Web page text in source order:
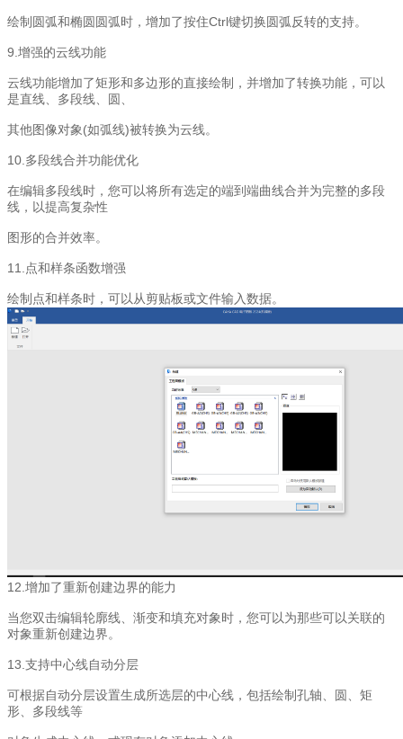
绘制圆弧和椭圆圆弧时，增加了按住Ctrl键切换圆弧反转的支持。
9.增强的云线功能
云线功能增加了矩形和多边形的直接绘制，并增加了转换功能，可以
是直线、多段线、圆、
其他图像对象(如弧线)被转换为云线。
10.多段线合并功能优化
在编辑多段线时，您可以将所有选定的端到端曲线合并为完整的多段
线，以提高复杂性
图形的合并效率。
11.点和样条函数增强
绘制点和样条时，可以从剪贴板或文件输入数据。
12.增加了重新创建边界的能力
当您双击编辑轮廓线、渐变和填充对象时，您可以为那些可以关联的
对象重新创建边界。
13.支持中心线自动分层
可根据自动分层设置生成所选层的中心线，包括绘制孔轴、圆、矩
形、多段线等